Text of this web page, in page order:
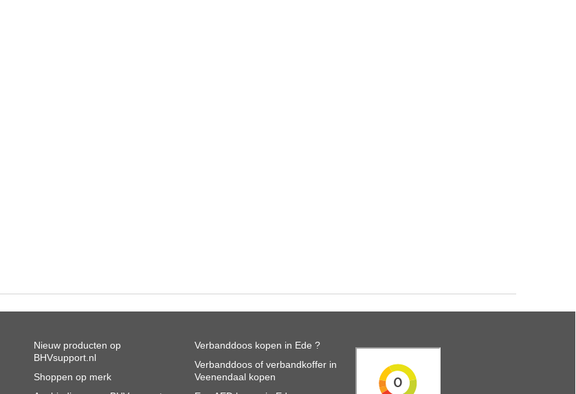
Nieuw producten op
BHVsupport.nl
Shoppen op merk
Verbanddoos kopen in Ede ?
Verbanddoos of verbandkoffer in
Veenendaal kopen